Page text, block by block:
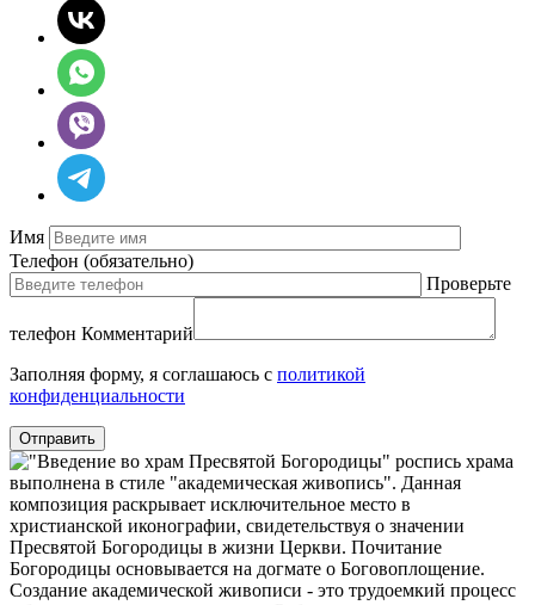
Имя
Телефон (обязательно)
Проверьте
телефон Комментарий
Заполняя форму, я соглашаюсь с политикой
конфиденциальности